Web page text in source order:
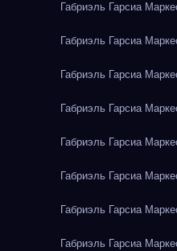
Габриэль Гарсиа
Габриэль Гарсиа
Габриэль Гарсиа
Габриэль Гарсиа
Габриэль Гарсиа
Габриэль Гарсиа
Габриэль Гарсиа
Габриэль Гарсиа